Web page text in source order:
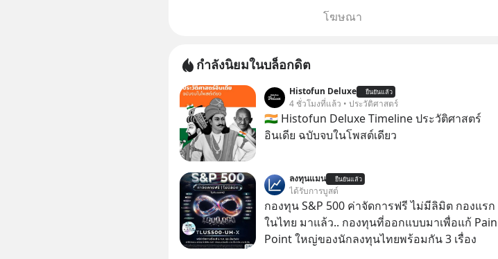
โฆษณา
กำลังนิยมในบล็อกดิต
Histofun Deluxe ยืนยันแล้ว
4 ชั่วโมงที่แล้ว • ประวัติศาสตร์
🇮🇳 Histofun Deluxe Timeline ประวัติศาสตร์
อินเดีย ฉบับจบในโพสต์เดียว
ลงทุนแมน ยืนยันแล้ว
ได้รับการบูสต์
กองทุน S&P 500 ค่าจัดการฟรี ไม่มีลิมิต กองแรก
ในไทย มาแล้ว.. กองทุนที่ออกแบบมาเพื่อแก้ Pain
Point ใหญ่ของนักลงทุนไทยพร้อมกัน 3 เรื่อง